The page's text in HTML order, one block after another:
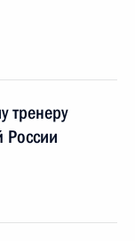
тренеру
России